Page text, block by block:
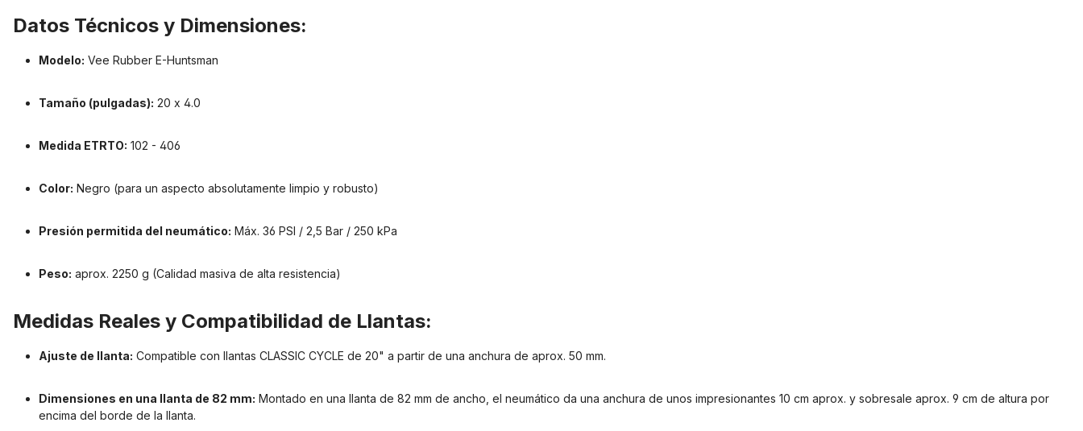
Datos Técnicos y Dimensiones:
Modelo: Vee Rubber E-Huntsman
Tamaño (pulgadas): 20 x 4.0
Medida ETRTO: 102 - 406
Color: Negro (para un aspecto absolutamente limpio y robusto)
Presión permitida del neumático: Máx. 36 PSI / 2,5 Bar / 250 kPa
Peso: aprox. 2250 g (Calidad masiva de alta resistencia)
Medidas Reales y Compatibilidad de Llantas:
Ajuste de llanta: Compatible con llantas CLASSIC CYCLE de 20" a partir de una anchura de aprox. 50 mm.
Dimensiones en una llanta de 82 mm: Montado en una llanta de 82 mm de ancho, el neumático da una anchura de unos impresionantes 10 cm aprox. y sobresale aprox. 9 cm de altura por
encima del borde de la llanta.